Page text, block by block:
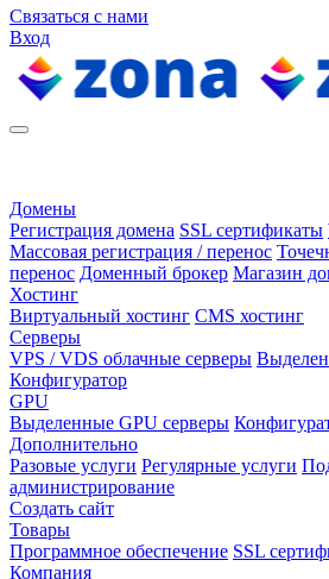
Связаться с нами
Вход
Домены
Регистрация домена SSL сертификаты
Массовая регистрация / перенос
перенос Доменный брокер Магазин
Хостинг
Виртуальный хостинг CMS хостинг
Серверы
VPS / VDS облачные серверы
Конфигуратор
GPU
Выделенные GPU серверы
Дополнительно
Разовые услуги Регулярные услуги
администрирование
Создать сайт
Товары
Программное обеспечение SSL
Компания